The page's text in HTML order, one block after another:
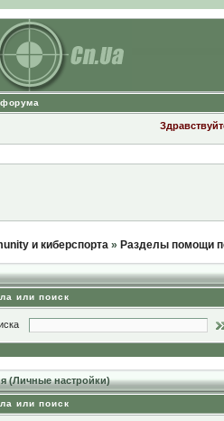
и киберспорта» Разделы помощи
или поиск
(Личные настройки)
или поиск